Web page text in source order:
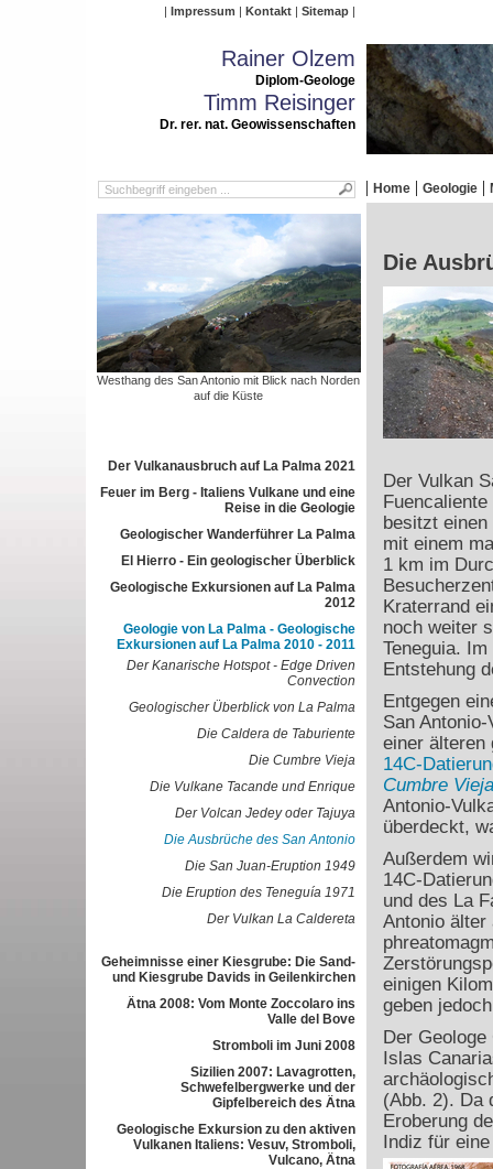
Impressum Kontakt Sitemap
Rainer Olzem
Diplom-Geologe
Timm Reisinger
Dr. rer. nat. Geowissenschaften
Home Geologie
Westhang des San Antonio mit Blick nach Norden
auf die Küste
Der Vulkanausbruch auf La Palma 2021
Feuer im Berg - Italiens Vulkane und eine
Reise in die Geologie
Geologischer Wanderführer La Palma
El Hierro - Ein geologischer Überblick
Geologische Exkursionen auf La Palma
2012
Geologie von La Palma - Geologische
Exkursionen auf La Palma 2010 - 2011
Der Kanarische Hotspot - Edge Driven
Convection
Geologischer Überblick von La Palma
Die Caldera de Taburiente
Die Cumbre Vieja
Die Vulkane Tacande und Enrique
Der Volcan Jedey oder Tajuya
Die Ausbrüche des San Antonio
Die San Juan-Eruption 1949
Die Eruption des Teneguía 1971
Der Vulkan La Caldereta
Geheimnisse einer Kiesgrube: Die Sand-
und Kiesgrube Davids in Geilenkirchen
Ätna 2008: Vom Monte Zoccolaro ins
Valle del Bove
Stromboli im Juni 2008
Sizilien 2007: Lavagrotten,
Schwefelbergwerke und der
Gipfelbereich des Ätna
Geologische Exkursion zu den aktiven
Vulkanen Italiens: Vesuv, Stromboli,
Vulcano, Ätna
Die
Der Vulkan
besitzt einen
mit einem
1 km im
Kraterrand
noch weiter
Teneguia.
Entstehung
Entgegen
San
einer älteren
14C-
Cumbre Vieja
Antonio-
überdeckt,
Außerdem
14C-
und des La
Antonio
einigen
geben
Der
Islas
(Abb. 2). Da
Eroberung
Indiz für